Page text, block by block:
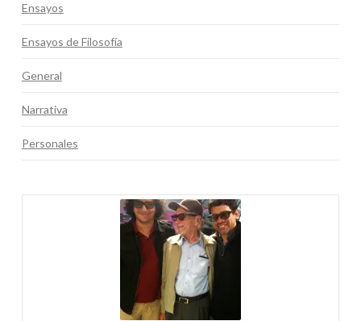
Ensayos
Ensayos de Filosofía
General
Narrativa
Personales